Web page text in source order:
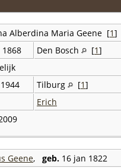
Alberdina Maria Geene [1]
Den Bosch [1]
Tilburg [1]
Erich
Geene, geb. 16 jan 1822